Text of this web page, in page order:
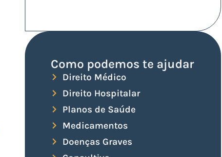
Como podemos te ajudar
Direito Médico
Direito Hospitalar
Planos de Saúde
Medicamentos
Doenças Graves